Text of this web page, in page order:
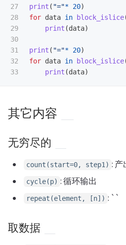
27
28
29
30
31
32
print ( "="* 20)
for data in block_islice
print (data)
print ( "="* 20)
for data in block_islice
print (data)
其它内容
无穷尽的
count(start=0, step1) :
cycle(p) : 循环输出
repeat(element, [n]) : ``
取数据